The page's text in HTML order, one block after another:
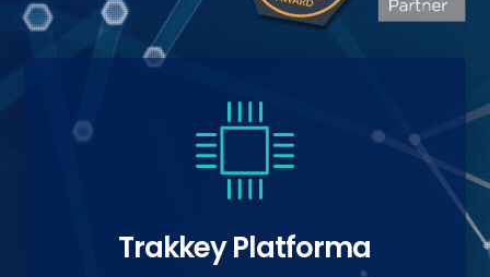
Trakkey Platforma